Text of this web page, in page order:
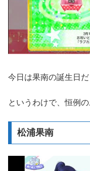
今日は果南の誕生日だ
というわけで、恒例
松浦果南